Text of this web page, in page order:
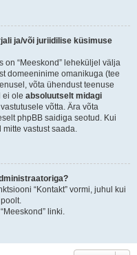
ja/või juriidilise küsimuse
on “Meeskond” leheküljel välja
domeeninime omanikuga (tee
võta ühendust teenuse
ei ole absoluutselt midagi
võtta. Ära võta
phpBB saidiga seotud. Kui
vastust saada.
“Kontakt” vormi, juhul kui
linki.